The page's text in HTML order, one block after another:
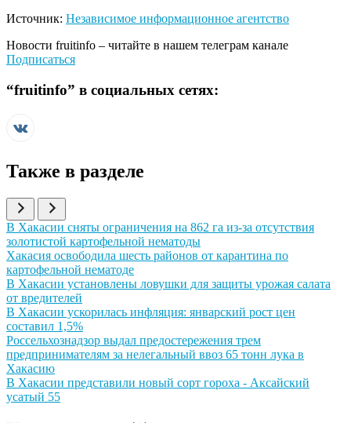
Источник: Независимое информационное агентство
Новости fruitinfo – читайте в нашем телеграм канале
Подписаться
“fruitinfo” в социальных сетях:
Также в разделе
Иллюстрация новости
В Хакасии сняты ограничения на 862 га из-за отсутствия
золотистой картофельной нематоды
Иллюстрация новости
Хакасия освободила шесть районов от карантина по
картофельной нематоде
Иллюстрация новости
В Хакасии установлены ловушки для защиты урожая салата
от вредителей
Иллюстрация новости
В Хакасии ускорилась инфляция: январский рост цен
составил 1,5%
Иллюстрация новости
Россельхознадзор выдал предостережения трем
предпринимателям за нелегальный ввоз 65 тонн лука в
Хакасию
Иллюстрация новости
В Хакасии представили новый сорт гороха - Аксайский
усатый 55